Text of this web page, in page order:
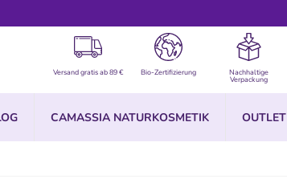
Versand gratis ab 89 € Bio-Zertifizierung Nachhaltige
Verpackung
CAMASSIA NATURKOSMETIK OUTLET